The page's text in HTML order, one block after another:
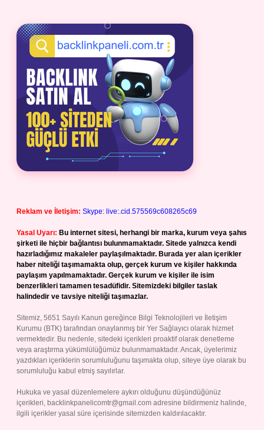
Reklam ve İletişim: Skype: live:.cid.575569c608265c69
Yasal Uyarı: Bu internet sitesi, herhangi bir marka, kurum veya şahıs
şirketi ile hiçbir bağlantısı bulunmamaktadır. Sitede yalnızca kendi
hazırladığımız makaleler paylaşılmaktadır. Burada yer alan içerikler
haber niteliği taşımamakta olup, gerçek kurum ve kişiler hakkında
paylaşım yapılmamaktadır. Gerçek kurum ve kişiler ile isim
benzerlikleri tamamen tesadüfidir. Sitemizdeki bilgiler taslak
halindedir ve tavsiye niteliği taşımazlar.
Sitemiz, 5651 Sayılı Kanun gereğince Bilgi Teknolojileri ve İletişim
Kurumu (BTK) tarafından onaylanmış bir Yer Sağlayıcı olarak hizmet
vermektedir. Bu nedenle, sitedeki içerikleri proaktif olarak denetleme
veya araştırma yükümlülüğümüz bulunmamaktadır. Ancak, üyelerimiz
yazdıkları içeriklerin sorumluluğunu taşımakta olup, siteye üye olarak bu
sorumluluğu kabul etmiş sayılırlar.
Hukuka ve yasal düzenlemelere aykırı olduğunu düşündüğünüz
içerikleri, backlinkpanelicomtr@gmail.com adresine bildirmeniz halinde,
ilgili içerikler yasal süre içerisinde sitemizden kaldırılacaktır.